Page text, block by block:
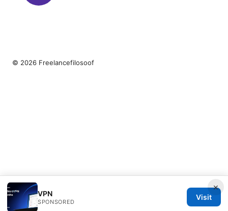
×
VPN
SPONSORED
Visit
© 2026 Freelancefilosoof